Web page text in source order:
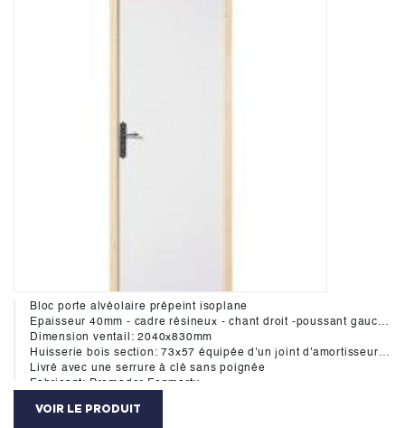
Bloc porte alvéolaire prépeint isoplane
Epaisseur 40mm - cadre résineux - chant droit -poussant gauche
Dimension ventail: 2040x830mm
Huisserie bois section: 73x57 équipée d'un joint d'amortisseur hautement durable aux cycles d'ouverture-fermeture des portes. Ce systéme assure une réduction importante du bruit de claquement des portes de 7 dB(A)
Livré avec une serrure à clé sans poignée
Fabricant: Premador Fonmarty
VOIR LE PRODUIT